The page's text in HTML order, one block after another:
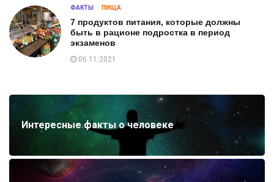
ФАКТЫ ПИЩА
7 продуктов питания, которые должны
быть в рационе подростка в период
экзаменов
06.11.2021
Интересные факты о человеке